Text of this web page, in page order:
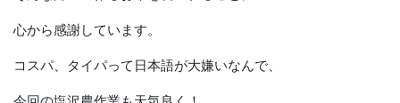
心から感謝しています。
コスパ、タイパって日本語が大嫌いなんで、